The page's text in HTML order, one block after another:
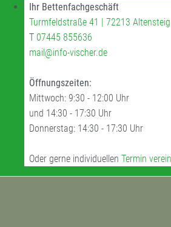
Ihr Bettenfachgeschäft
Turmfeldstraße 41 | 72213 Altensteig
T 07445 855636
mail@info-vischer.de
Öffnungszeiten:
Mittwoch: 9:30 - 12:00 Uhr
und 14:30 - 17:30 Uhr
Donnerstag: 14:30 - 17:30 Uhr
Oder gerne individuellen Termin